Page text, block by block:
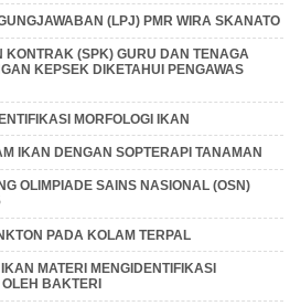
(LPJ) PMR WIRA SKANATO
KONTRAK (SPK) GURU DAN TENAGA
KEPSEK DIKETAHUI PENGAWAS
MORFOLOGI IKAN
IKAN DENGAN SOPTERAPI TANAMAN
OLIMPIADE SAINS NASIONAL (OSN)
PADA KOLAM TERPAL
MATERI MENGIDENTIFIKASI
BAKTERI